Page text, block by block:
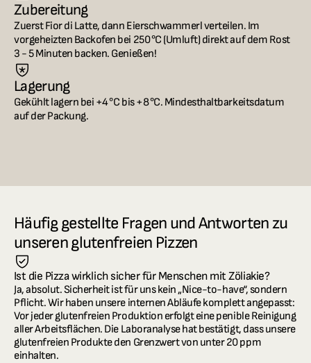
Zubereitung
Zuerst Fior di Latte, dann Eierschwammerl verteilen. Im
vorgeheizten Backofen bei 250 °C (Umluft) direkt auf dem Rost
3 - 5 Minuten backen. Genießen!
Lagerung
Gekühlt lagern bei +4 °C bis +8 °C. Mindesthaltbarkeitsdatum
auf der Packung.
Häufig gestellte Fragen und Antworten zu
unseren glutenfreien Pizzen
Ist die Pizza wirklich sicher für Menschen mit Zöliakie?
Ja, absolut. Sicherheit ist für uns kein „Nice-to-have“, sondern
Pflicht. Wir haben unsere internen Abläufe komplett angepasst:
Vor jeder glutenfreien Produktion erfolgt eine penible Reinigung
aller Arbeitsflächen. Die Laboranalyse hat bestätigt, dass unsere
glutenfreien Produkte den Grenzwert von unter 20 ppm
einhalten.